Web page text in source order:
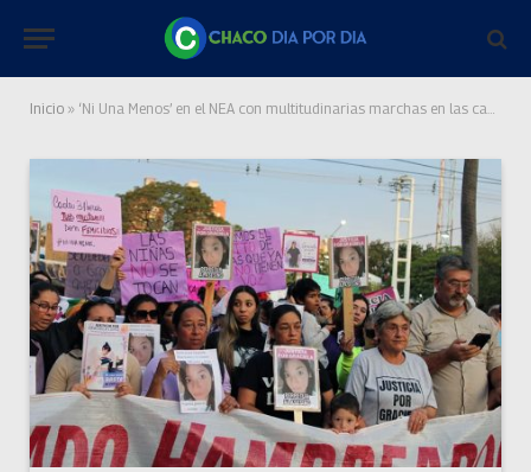
Inicio » ‘Ni Una Menos’ en el NEA con multitudinarias marchas en las capitales provinciales